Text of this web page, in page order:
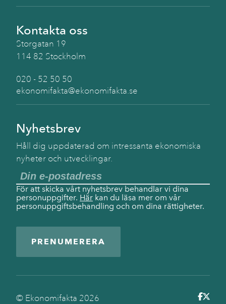
Kontakta oss
Storgatan 19
114 82 Stockholm
020 - 52 50 50
ekonomifakta@ekonomifakta.se
Nyhetsbrev
Håll dig uppdaterad om intressanta ekonomiska
nyheter och utvecklingar.
För att skicka vårt nyhetsbrev behandlar vi dina
personuppgifter. Här kan du läsa mer om vår
personuppgiftsbehandling och om dina rättigheter.
PRENUMERERA
© Ekonomifakta 2026